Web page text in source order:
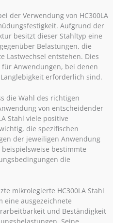
der Verwendung von HC300LA
Aufgrund der
besitzt dieser Stahltyp eine
Belastungen, die
Lastwechsel entstehen. Dies
Anwendungen, bei denen
erforderlich sind.
die Wahl des richtigen
von entscheidender
Stahl viele positive
die spezifischen
der jeweiligen Anwendung
bestimmte
die
mikrolegierte HC300LA Stahl
eine ausgezeichnete
und Beständigkeit